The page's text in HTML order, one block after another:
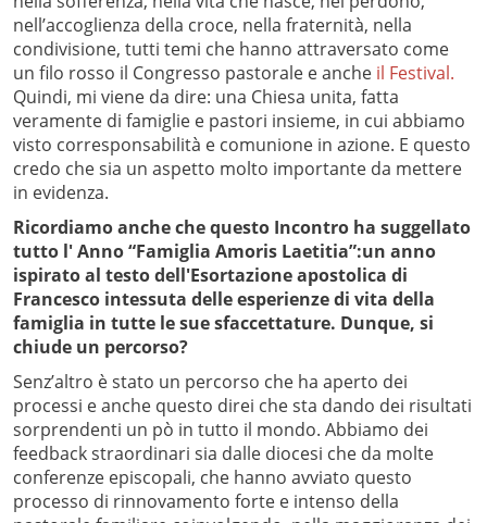
nell’accoglienza della croce, nella fraternità, nella
condivisione, tutti temi che hanno attraversato come
un filo rosso il Congresso pastorale e anche il Festival.
Quindi, mi viene da dire: una Chiesa unita, fatta
veramente di famiglie e pastori insieme, in cui abbiamo
visto corresponsabilità e comunione in azione. E questo
credo che sia un aspetto molto importante da mettere
in evidenza.
Ricordiamo anche che questo Incontro ha suggellato
tutto l' Anno “Famiglia Amoris Laetitia”:un anno
ispirato al testo dell'Esortazione apostolica di
Francesco intessuta delle esperienze di vita della
famiglia in tutte le sue sfaccettature. Dunque, si
chiude un percorso?
Senz’altro è stato un percorso che ha aperto dei
processi e anche questo direi che sta dando dei risultati
sorprendenti un pò in tutto il mondo. Abbiamo dei
feedback straordinari sia dalle diocesi che da molte
conferenze episcopali, che hanno avviato questo
processo di rinnovamento forte e intenso della